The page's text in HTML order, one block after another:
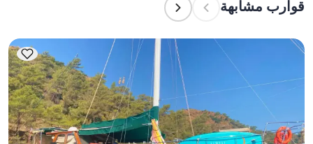
للإيجارات اليومية، فتنطبق سعة الإبحار.
قوارب مشابهة